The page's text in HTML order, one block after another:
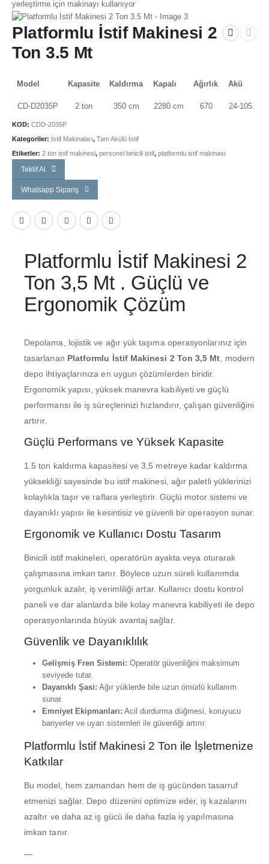
Platformlu İstif Makinesi 2
Ton 3.5 Mt
Model Kapasite Kaldırma Kapalı Ağırlık Akü
CD-D2035P 2 ton 350 cm 2280 cm 670 24-105
KOD: CDD-2035P
Kategoriler: İstif Makinaları, Tam Akülü İstif
Etiketler: 2 ton istif makinesi, personel binicili istif, platformlu istif makinası
Teklif Al
Whatsapp Sipariş
Platformlu İstif Makinesi 2
Ton 3,5 Mt . Güçlü ve
Ergonomik Çözüm
Depolama, lojistik ve ağır yük taşıma operasyonlarınız için
tasarlanan Platformlu İstif Makinesi 2 Ton 3,5 Mt , modern
depo ihtiyaçlarınıza en uygun çözümlerden biridir.
Ergonomik yapısı, yüksek manevra kabiliyeti ve güçlü
performansı ile iş süreçlerinizi hızlandırır, çalışan güvenliğini
artırır.
Güçlü Performans ve Yüksek Kapasite
1.5 ton kaldırma kapasitesi ve 3,5 metreye kadar kaldırma
yüksekliği sayesinde bu istif makinesi, ağır paletli yüklerinizi
kolaylıkla taşır ve raflara yerleştirir. Güçlü motor sistemi ve
dayanıklı yapısı ile kesintisiz ve güvenli bir operasyon sunar.
Ergonomik ve Kullanıcı Dostu Tasarım
Binicili istif makineleri, operatörün ayakta veya oturarak
çalışmasına imkan tanır. Böylece uzun süreli kullanımda
yorgunluk azalır, iş verimliliği artar. Kullanıcı dostu kontrol
paneli ve dar alanlarda bile kolay manevra kabiliyeti ile depo
operasyonlarında büyük avantaj sağlar.
Güvenlik ve Dayanıklılık
Gelişmiş Fren Sistemi: Operatör güvenliğini maksimum
seviyede tutar.
Dayanıklı Şasi: Ağır yüklerde bile uzun ömürlü kullanım
sunar.
Emniyet Ekipmanları: Acil durdurma düğmesi, koruyucu
bariyerler ve uyarı sistemleri ile güvenliği artırır.
Platformlu İstif Makinesi 2 Ton ile İşletmenize
Katkılar
Bu model, hem zamandan hem de iş gücünden tasarruf
etmenizi sağlar. Depo düzenini optimize eder, iş kazalarını
azaltır ve daha az iş gücü ile daha fazla iş yapılmasına
imkan tanır.
—